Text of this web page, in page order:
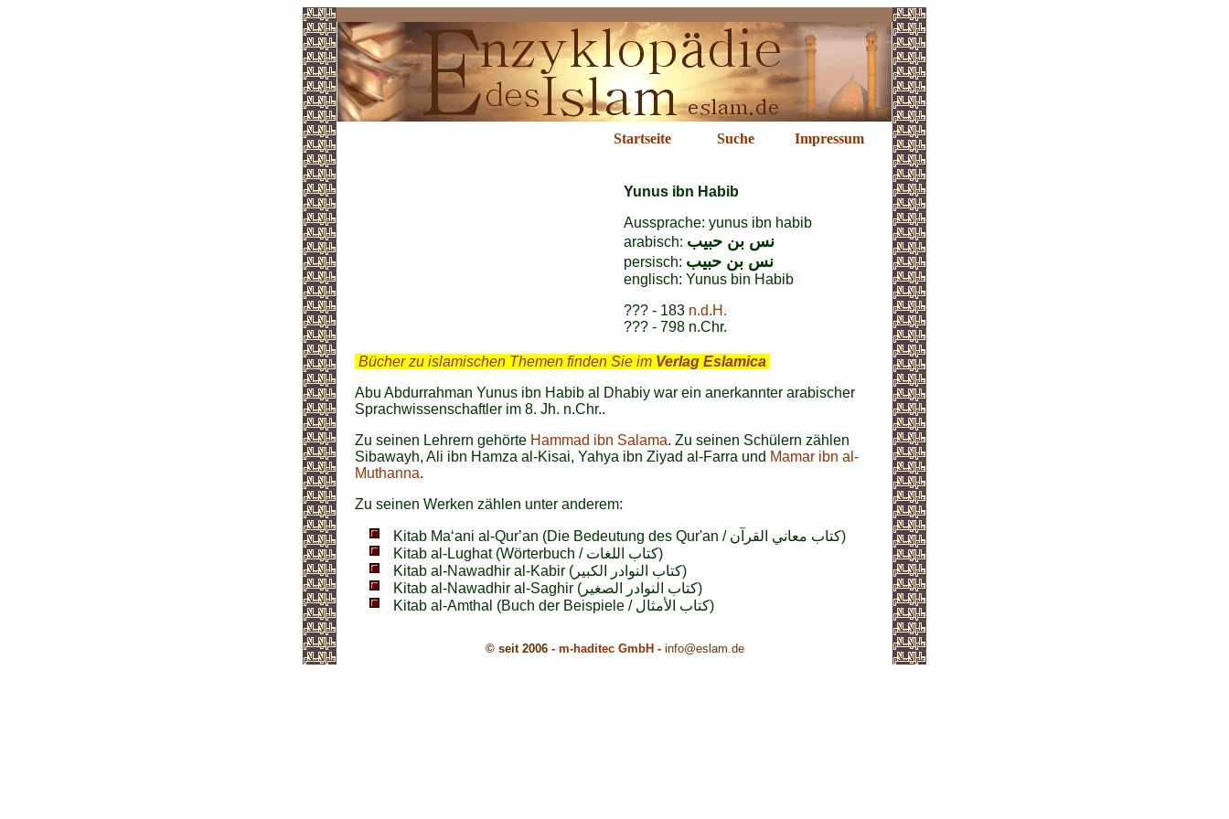
Startseite Suche Impressum
Yunus ibn Habib
Aussprache: yunus ibn habib
arabisch: نس بن حبيب
persisch: نس بن حبيب
englisch: Yunus bin Habib
??? - 183 n.d.H.
??? - 798 n.Chr.
Bücher zu islamischen Themen finden Sie im Verlag Eslamica
Abu Abdurrahman Yunus ibn Habib al Dhabiy war ein anerkannter arabischer
Sprachwissenschaftler im 8. Jh. n.Chr..
Zu seinen Lehrern gehörte Hammad ibn Salama. Zu seinen Schülern zählen
Sibawayh, Ali ibn Hamza al-Kisai, Yahya ibn Ziyad al-Farra und Mamar ibn al-
Muthanna.
Zu seinen Werken zählen unter anderem:
Kitab Maʻani al-Qurʼan (Die Bedeutung des Qur'an / كتاب معاني القرآن)
Kitab al-Lughat (Wörterbuch / كتاب اللغات)
Kitab al-Nawadhir al-Kabir (كتاب النوادر الكبير)
Kitab al-Nawadhir al-Saghir (كتاب النوادر الصغير)
Kitab al-Amthal (Buch der Beispiele / كتاب الأمثال)
© seit 2006 - m-haditec GmbH - info@eslam.de